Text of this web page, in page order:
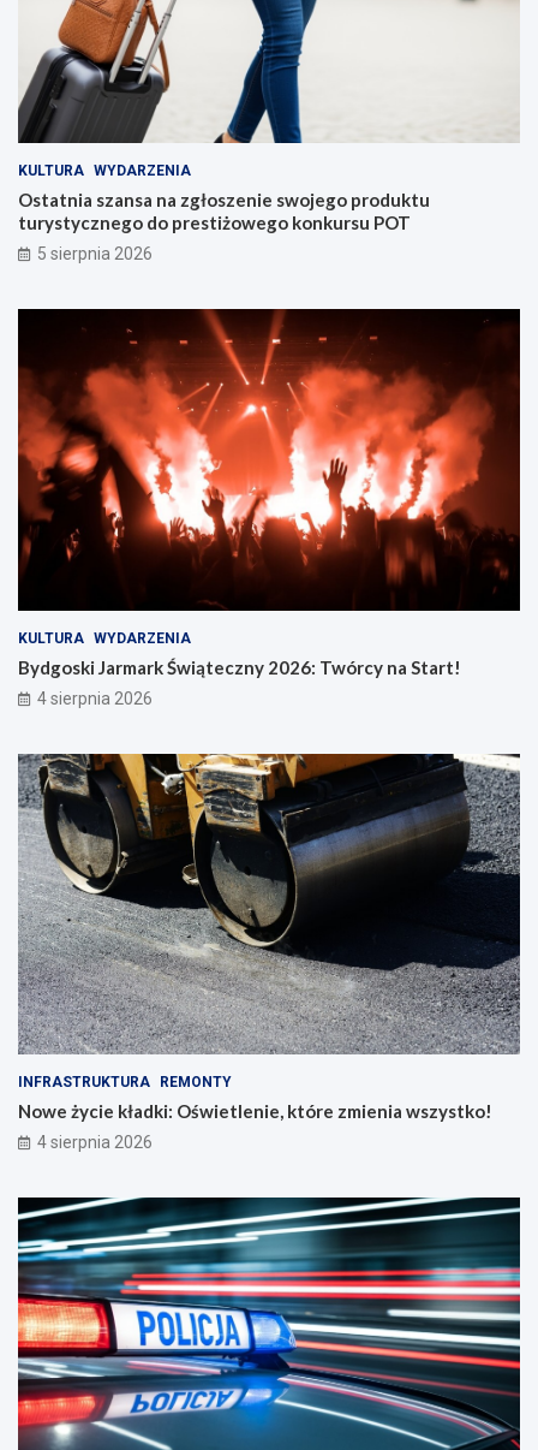
KULTURA WYDARZENIA
Ostatnia szansa na zgłoszenie swojego produktu
turystycznego do prestiżowego konkursu POT
5 sierpnia 2026
KULTURA WYDARZENIA
Bydgoski Jarmark Świąteczny 2026: Twórcy na Start!
4 sierpnia 2026
INFRASTRUKTURA REMONTY
Nowe życie kładki: Oświetlenie, które zmienia wszystko!
4 sierpnia 2026